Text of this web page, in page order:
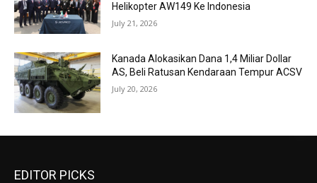
Helikopter AW149 Ke Indonesia
July 21, 2026
Kanada Alokasikan Dana 1,4 Miliar Dollar
AS, Beli Ratusan Kendaraan Tempur ACSV
July 20, 2026
EDITOR PICKS